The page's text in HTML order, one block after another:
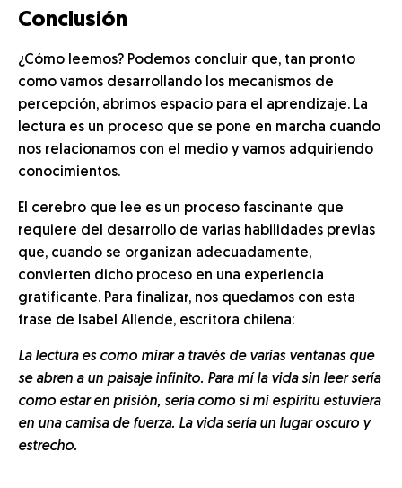
Conclusión
¿Cómo leemos? Podemos concluir que, tan pronto
como vamos desarrollando los mecanismos de
percepción, abrimos espacio para el aprendizaje. La
lectura es un proceso que se pone en marcha cuando
nos relacionamos con el medio y vamos adquiriendo
conocimientos.
El cerebro que lee es un proceso fascinante que
requiere del desarrollo de varias habilidades previas
que, cuando se organizan adecuadamente,
convierten dicho proceso en una experiencia
gratificante. Para finalizar, nos quedamos con esta
frase de Isabel Allende, escritora chilena:
La lectura es como mirar a través de varias ventanas que
se abren a un paisaje infinito. Para mí la vida sin leer sería
como estar en prisión, sería como si mi espíritu estuviera
en una camisa de fuerza. La vida sería un lugar oscuro y
estrecho.